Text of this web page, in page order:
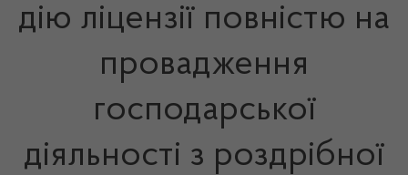
дію ліцензії повністю на
провадження
господарської
діяльності з роздрібної